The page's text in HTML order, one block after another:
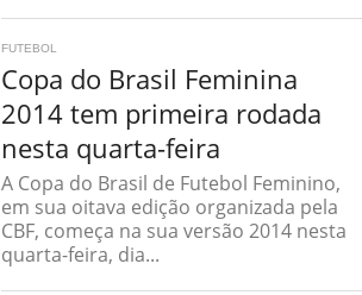
FUTEBOL
Copa do Brasil Feminina
2014 tem primeira rodada
nesta quarta-feira
A Copa do Brasil de Futebol Feminino,
em sua oitava edição organizada pela
CBF, começa na sua versão 2014 nesta
quarta-feira, dia...